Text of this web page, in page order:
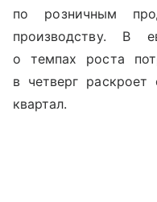
по розничным
производству. В
о темпах роста
в четверг раскроет
квартал.